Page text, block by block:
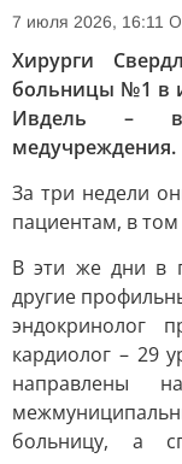
7 июля 2026, 16:11
Хирурги
больницы №1 в
Ивдель – в
медучреждения.
За три недели
пациентам, в
В эти же дни в
другие
эндокринолог
кардиолог – 29
направлены
больницу, а